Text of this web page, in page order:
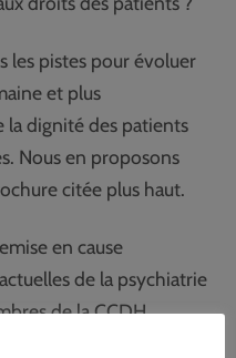
les pistes pour évoluer
et plus
la dignité des patients
Nous en proposons
citée plus haut.
en cause
de la psychiatrie
de la CCDH